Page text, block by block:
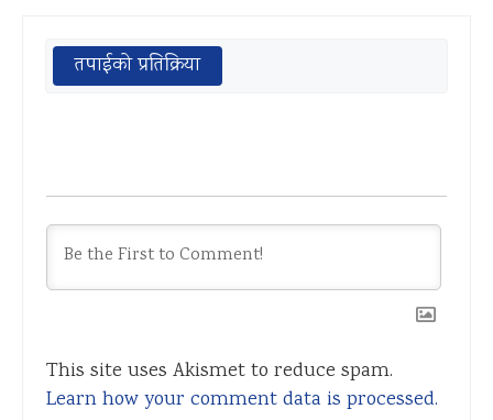
तपाईको प्रतिक्रिया
This site uses Akismet to reduce spam.
Learn how your comment data is processed.